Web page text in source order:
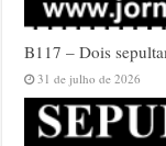
B117 – Dois
31 de julho de 2026